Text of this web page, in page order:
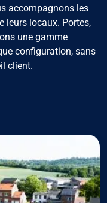
accompagnons les
leurs locaux. Portes,
une gamme
configuration, sans
client.